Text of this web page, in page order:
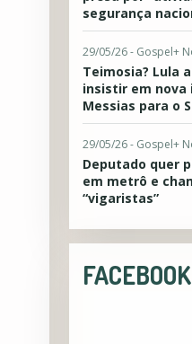
segurança
29/05/26 - Gospel+
Teimosia? Lula
insistir em nova
Messias para o
29/05/26 - Gospel+
Deputado quer
em metrô e
“vigaristas”
FACEBOOK